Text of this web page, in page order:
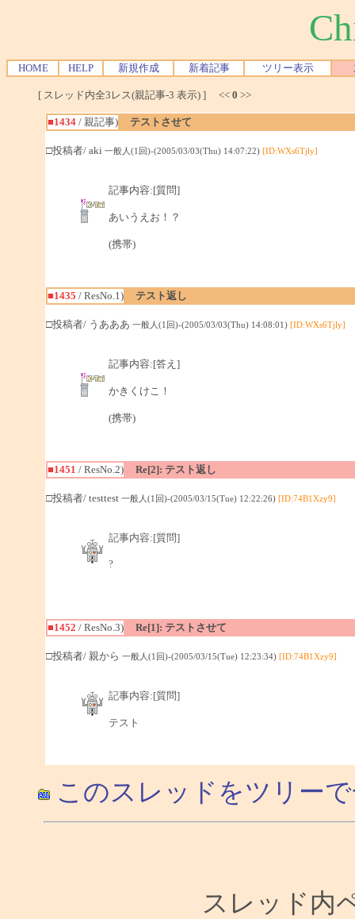
HOME HELP 新規作成 新着記事 ツリー表示
[ スレッド内全3レス(親記事-3 表示) ] << 0 >>
■1434/ 親記事) テストさせて
□投稿者/ aki 一般人(1回)-(2005/03/03(Thu) 14:07:22) [ID:WXs6Tjly]
記事内容:[質問]
あいうえお！？
(携帯)
■1435 / ResNo.1) テスト返し
□投稿者/ うあああ 一般人(1回)-(2005/03/03(Thu) 14:08:01) [ID:WXs6Tjly]
記事内容:[答え]
かきくけこ！
(携帯)
■1451 / ResNo.2) Re[2]: テスト返し
□投稿者/ testtest 一般人(1回)-(2005/03/15(Tue) 12:22:26) [ID:74B1Xzy9]
記事内容:[質問]
?
■1452 / ResNo.3) Re[1]: テストさせて
□投稿者/ 親から 一般人(1回)-(2005/03/15(Tue) 12:23:34) [ID:74B1Xzy9]
記事内容:[質問]
テスト
このスレッドをツリー
スレッド内